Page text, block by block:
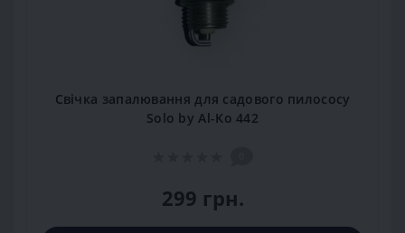
Свічка запалювання для садового пилососу
Solo by Al-Ko 442
299 грн.